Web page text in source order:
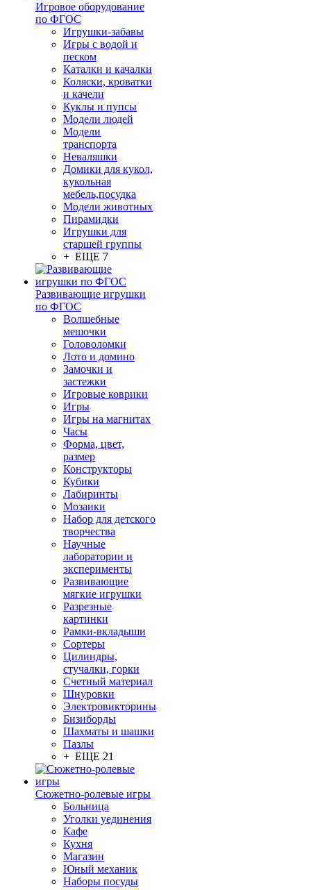
Игровое оборудование
по ФГОС
Игрушки-забавы
Игры с водой и
песком
Каталки и качалки
Коляски, кроватки
и качели
Куклы и пупсы
Модели людей
Модели
транспорта
Неваляшки
Домики для кукол,
кукольная
мебель,посудка
Модели животных
Пирамидки
Игрушки для
старшей группы
+ ЕЩЕ 7
Развивающие игрушки
по ФГОС
Волшебные
мешочки
Головоломки
Лото и домино
Замочки и
застежки
Игровые коврики
Игры
Игры на магнитах
Часы
Форма, цвет,
размер
Конструкторы
Кубики
Лабиринты
Мозаики
Набор для детского
творчества
Научные
лаборатории и
эксперименты
Развивающие
мягкие игрушки
Разрезные
картинки
Рамки-вкладыши
Сортеры
Цилиндры,
стучалки, горки
Счетный материал
Шнуровки
Электровикторины
Бизиборды
Шахматы и шашки
Пазлы
+ ЕЩЕ 21
Сюжетно-ролевые игры
Больница
Уголки уединения
Кафе
Кухня
Магазин
Юный механик
Наборы посуды